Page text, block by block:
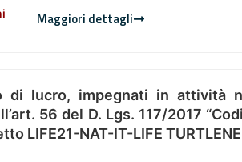
Maggiori dettagli
di lucro, impegnati in attività
56 del D. Lgs. 117/2017
LIFE21-NAT-IT-LIFE